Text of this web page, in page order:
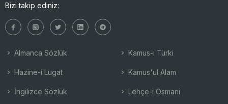
Bizi takip ediniz:
Almanca Sözlük
Hazine-i Lugat
İngilizce Sözlük
Kamus-ı Türki
Kamus'ul Alam
Lehçe-i Osmani